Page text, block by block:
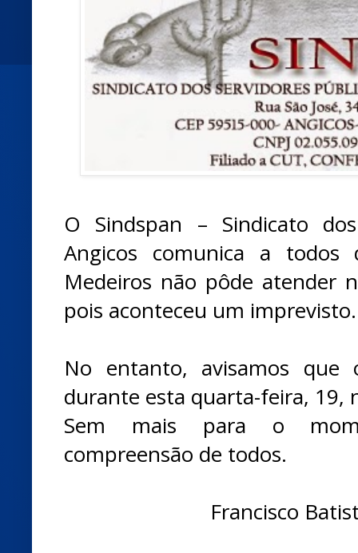
O Sindspan – Sindicato
Angicos comunica a todos
Medeiros não pôde atender
pois aconteceu um imprevisto.
No entanto, avisamos que
durante esta quarta-feira, 19,
Sem mais para o
compreensão de todos.
Francisco